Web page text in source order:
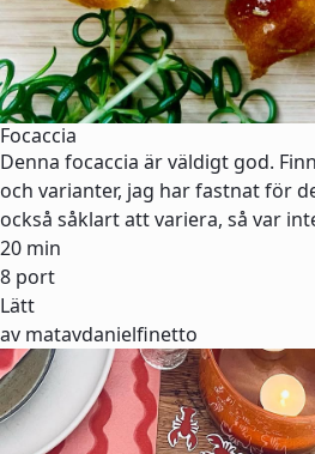
Focaccia
Denna focaccia är väldigt god.
och varianter, jag har fastnat för
också såklart att variera, så var
20 min
8 port
Lätt
av matavdanielfinetto